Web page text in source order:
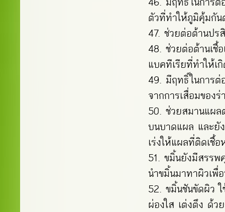
ตัวที่ทำให้ภูมิคุ้มกัน
ช่วยต่อต้านปร
ช่วยต่อต้านเชื้
แบคทีเรียที่ทำให้เ
มีฤทธิ์ในการต่
จากการเสื่อมของ
ช่วยสมานแผล
บนบาดแผล และยั
เร่งให้แผลที่ติดเชื้
ขมิ้นยังมีสรรพ
นำขมิ้นมาทาผิวเพื่
ขมิ้นชันขัดผิว
ผ่องใส เต่งตึง ด้ว